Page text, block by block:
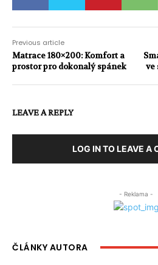
Previous article
Matrace 180×200: Komfort a
prostor pro dokonalý spánek
ve
LEAVE A REPLY
LOG IN TO LEAVE A
- Reklama -
ČLÁNKY AUTORA